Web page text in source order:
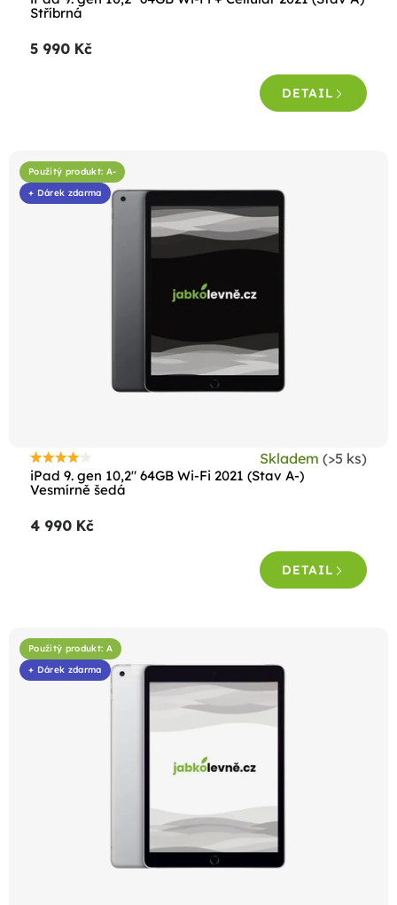
Stříbrná
5 990 Kč
DETAIL
Použitý produkt: A-
+ Dárek zdarma
iPad 9. gen 10,2" 64GB Wi-Fi 2021 (Stav A-)
Vesmírně šedá
Průměrné
hodnocení
je
Skladem (>5 ks)
4 990 Kč
DETAIL
Použitý produkt: A
+ Dárek zdarma